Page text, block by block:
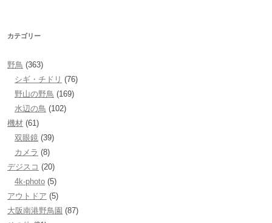
カテゴリー
野鳥 (363)
シギ・チドリ (76)
野山の野鳥 (169)
水辺の鳥 (102)
機材 (61)
双眼鏡 (39)
カメラ (8)
デジスコ (20)
4k-photo (5)
アウトドア (5)
大阪南港野鳥園 (87)